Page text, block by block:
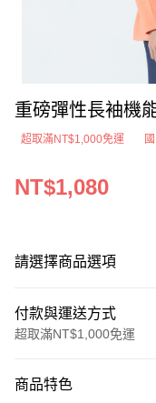
重磅彈性長袖機
超取滿NT$1,000免運
NT$1,080
請選擇商品選項
付款與運送方式
超取滿NT$1,000免運
信用卡一次付款
商品特色